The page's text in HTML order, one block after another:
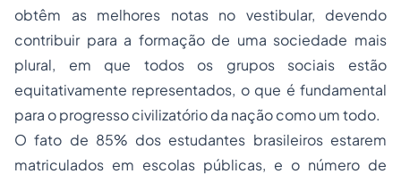
obtêm as melhores notas no vestibular, devendo
contribuir para a formação de uma sociedade mais
plural, em que todos os grupos sociais estão
equitativamente representados, o que é fundamental
para o progresso civilizatório da nação como um todo.
O fato de 85% dos estudantes brasileiros estarem
matriculados em escolas públicas, e o número de